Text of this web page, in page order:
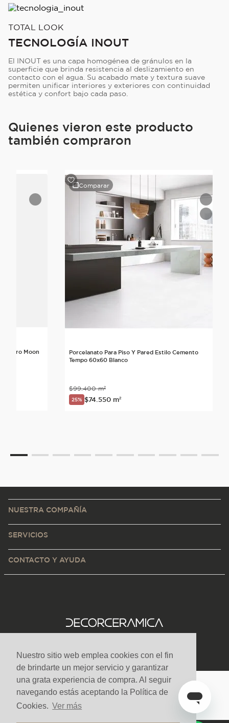
Nuestro sitio web emplea cookies con el fin
de brindarte un mejor servicio y garantizar
una grata experiencia de compra. Al seguir
navegando estás aceptando la Política de
Cookies. Ver más
TOTAL LOOK
TECNOLOGÍA INOUT
El INOUT es una capa homogénea de gránulos en la
superficie que brinda resistencia al deslizamiento en
contacto con el agua. Su acabado mate y textura suave
permiten unificar interiores y exteriores con continuidad
estética y confort bajo cada paso.
Quienes vieron este producto
también compraron
Neutro Moon
Comparar
Porcelanato Para Piso Y Pared Estilo Cemento
Tempo 60x60 Blanco
$99.400 m²
25% $74 550 m²
NUESTRA COMPAÑÍA
SERVICIOS
CONTACTO Y AYUDA
Medios de pago y sitio seguro